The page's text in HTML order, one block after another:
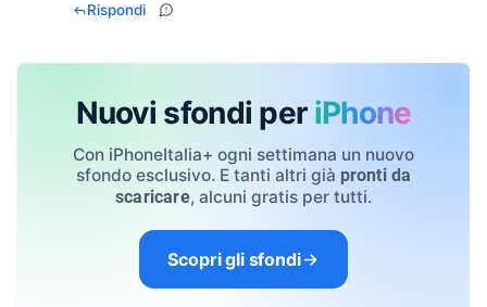
Rispondi
Nuovi sfondi per iPhone
Con iPhoneItalia+ ogni settimana un nuovo
sfondo esclusivo. E tanti altri già pronti da
scaricare, alcuni gratis per tutti.
Scopri gli sfondi